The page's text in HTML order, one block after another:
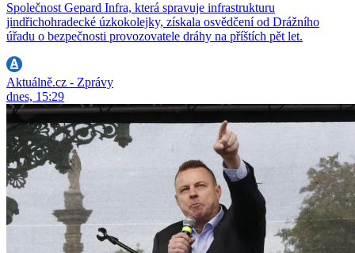
Společnost Gepard Infra, která spravuje infrastrukturu
jindřichohradecké úzkokolejky, získala osvědčení od Drážního
úřadu o bezpečnosti provozovatele dráhy na příštích pět let.
Aktuálně.cz - Zprávy
dnes, 15:29